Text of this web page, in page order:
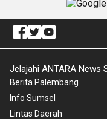
Jelajahi ANTARA News
Berita Palembang
Info Sumsel
Lintas Daerah